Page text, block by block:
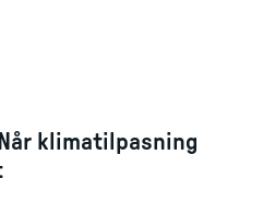
klimatilpasning